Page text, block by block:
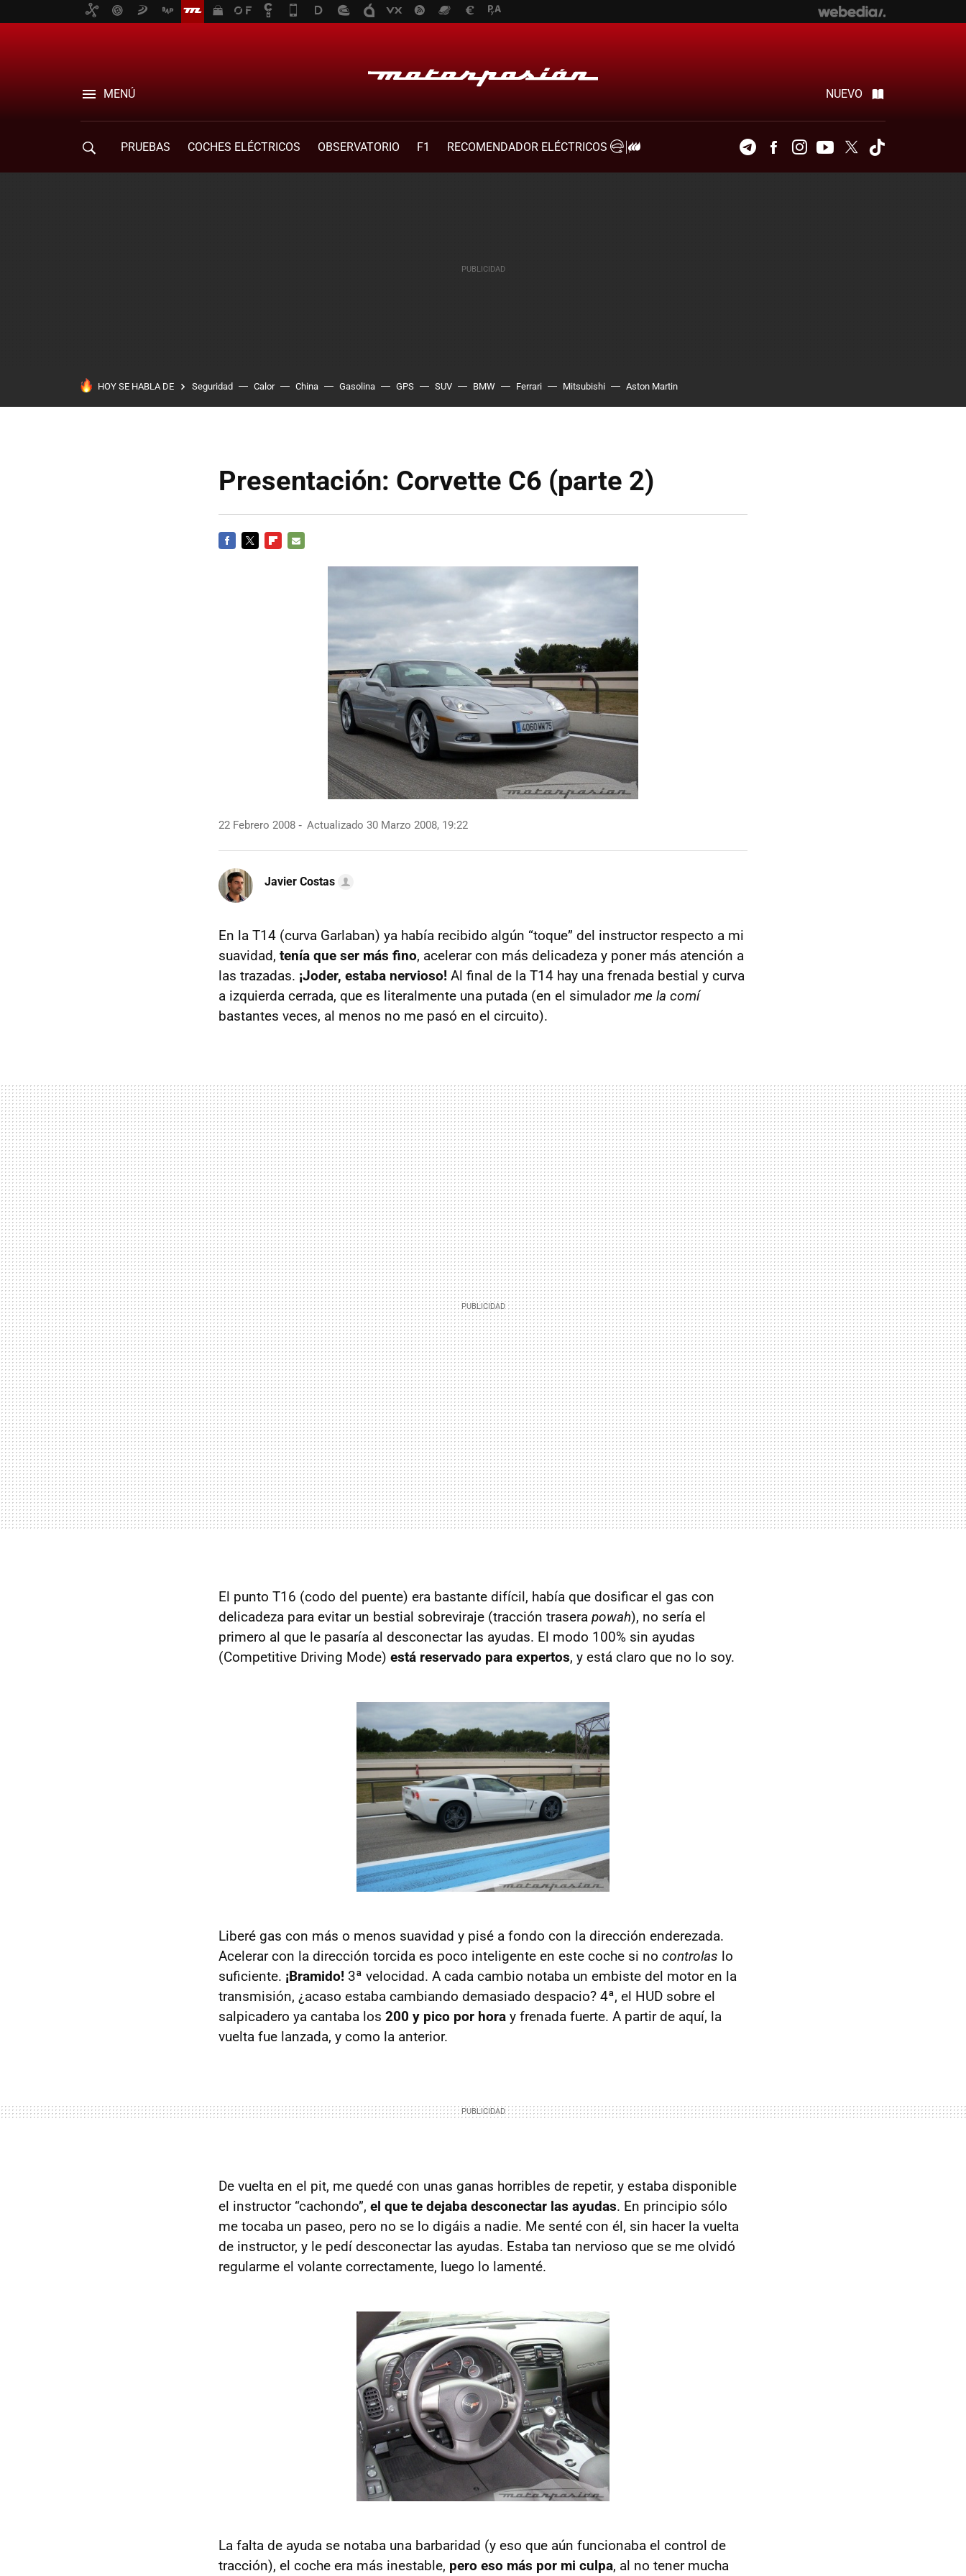
MENÚ NUEVO
PRUEBAS COCHES ELÉCTRICOS OBSERVATORIO F1
RECOMENDADOR ELÉCTRICOS
TelegramFacebookInstagramYoutubeTwitter
HOY SE HABLA DE Seguridad Calor China Gasolina GPS SUV BMW Ferrari Mitsubishi Aston Martin
Presentación: Corvette C6 (parte 2)
22 Febrero 2008 Actualizado 30 Marzo 2008, 19:22
Javier Costas
En la T14 (curva Garlaban) ya había recibido algún “toque” del instructor respecto a mi
suavidad, tenía que ser más fino, acelerar con más delicadeza y poner más atención a
las trazadas. ¡Joder, estaba nervioso! Al final de la T14 hay una frenada bestial y curva
a izquierda cerrada, que es literalmente una putada (en el simuladorme la comí
bastantes veces, al menos no me pasó en el circuito).
El punto T16 (codo del puente) era bastante difícil, había que dosificar el gas con
delicadeza para evitar un bestial sobreviraje (tracción trasera powah), no sería el
primero al que le pasaría al desconectar las ayudas. El modo 100% sin ayudas
(Competitive Driving Mode) está reservado para expertos, y está claro que no lo soy.
Liberé gas con más o menos suavidad y pisé a fondo con la dirección enderezada.
Acelerar con la dirección torcida es poco inteligente en este coche si no controlas lo
suficiente. ¡Bramido! 3ª velocidad. A cada cambio notaba un embiste del motor en la
transmisión, ¿acaso estaba cambiando demasiado despacio? 4ª, el HUD sobre el
salpicadero ya cantaba los 200 y pico por hora y frenada fuerte. A partir de aquí, la
vuelta fue lanzada, y como la anterior.
De vuelta en el pit, me quedé con unas ganas horribles de repetir, y estaba disponible
el instructor “cachondo”, el que te dejaba desconectar las ayudas. En principio sólo
me tocaba un paseo, pero no se lo digáis a nadie. Me senté con él, sin hacer la vuelta
de instructor, y le pedí desconectar las ayudas. Estaba tan nervioso que se me olvidó
regularme el volante correctamente, luego lo lamenté.
La falta de ayuda se notaba una barbaridad (y eso que aún funcionaba el control de
tracción), el coche era más inestable, pero eso más por mi culpa, al no tener mucha